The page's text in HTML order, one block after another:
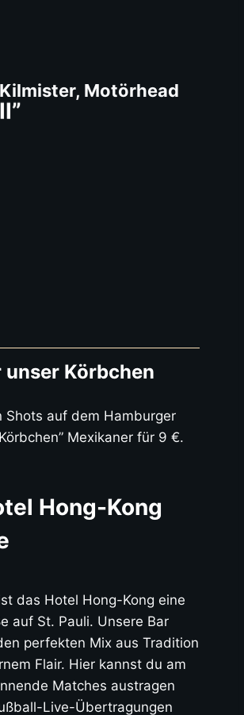
Motörhead
unser Körbchen
Shots auf dem Hamburger
Mexikaner für 9 €.
Hong-Kong
das Hotel Hong-Kong eine
auf St. Pauli. Unsere Bar
perfekten Mix aus Tradition
Flair. Hier kannst du am
Matches austragen
Live-Übertragungen